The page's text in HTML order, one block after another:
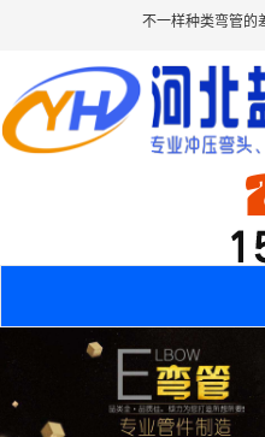
不一样种类弯管的